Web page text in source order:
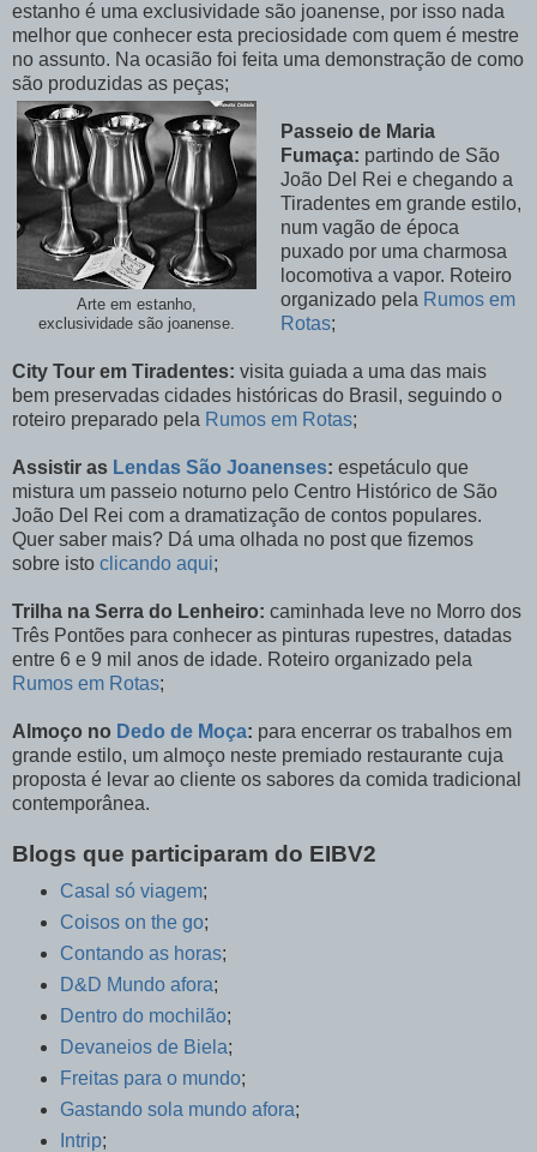
estanho é uma exclusividade são joanense, por isso nada
melhor que conhecer esta preciosidade com quem é mestre
no assunto. Na ocasião foi feita uma demonstração de como
são produzidas as peças;
Arte em estanho,
exclusividade são joanense.
Passeio de Maria
Fumaça: partindo de São
João Del Rei e chegando a
Tiradentes em grande estilo,
num vagão de época
puxado por uma charmosa
locomotiva a vapor. Roteiro
organizado pela Rumos em
Rotas;
City Tour em Tiradentes: visita guiada a uma das mais
bem preservadas cidades históricas do Brasil, seguindo o
roteiro preparado pela Rumos em Rotas;
Assistir as Lendas São Joanenses: espetáculo que
mistura um passeio noturno pelo Centro Histórico de São
João Del Rei com a dramatização de contos populares.
Quer saber mais? Dá uma olhada no post que fizemos
sobre isto clicando aqui;
Trilha na Serra do Lenheiro: caminhada leve no Morro dos
Três Pontões para conhecer as pinturas rupestres, datadas
entre 6 e 9 mil anos de idade. Roteiro organizado pela
Rumos em Rotas;
Almoço no Dedo de Moça: para encerrar os trabalhos em
grande estilo, um almoço neste premiado restaurante cuja
proposta é levar ao cliente os sabores da comida tradicional
contemporânea.
Blogs que participaram do EIBV2
Casal só viagem;
Coisos on the go;
Contando as horas;
D&D Mundo afora;
Dentro do mochilão;
Devaneios de Biela;
Freitas para o mundo;
Gastando sola mundo afora;
Intrip;